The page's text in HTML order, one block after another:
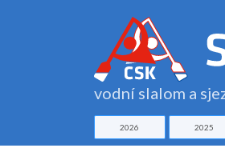
vodní slalom a
2026 2025